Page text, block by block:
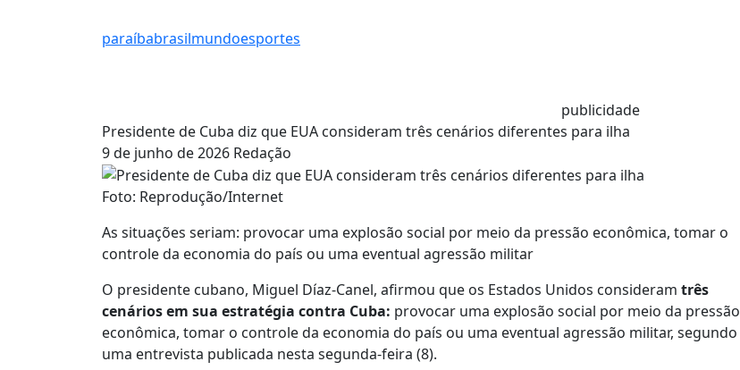
paraíbabrasilmundoesportes
publicidade
Presidente de Cuba diz que EUA consideram três cenários diferentes para ilha
9 de junho de 2026 Redação
Foto: Reprodução/Internet
As situações seriam: provocar uma explosão social por meio da pressão econômica, tomar o
controle da economia do país ou uma eventual agressão militar
O presidente cubano, Miguel Díaz-Canel, afirmou que os Estados Unidos consideram três
cenários em sua estratégia contra Cuba: provocar uma explosão social por meio da pressão
econômica, tomar o controle da economia do país ou uma eventual agressão militar, segundo
uma entrevista publicada nesta segunda-feira (8).